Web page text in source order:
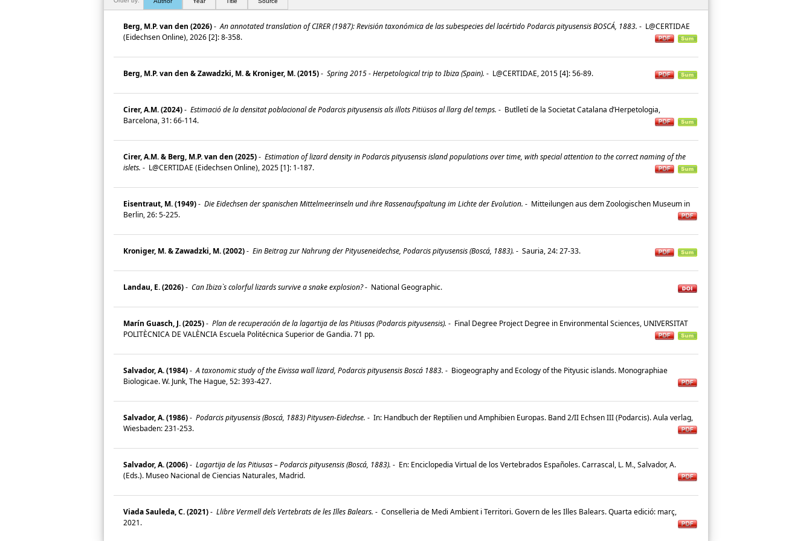
Berg, M.P. van den (2026)- An annotated translation of CIRER (1987): Revisión taxonómica de las subespecies del lacértido Podarcis pityusensis BOSCÁ, 1883. - L@CERTIDAE
(Eidechsen Online), 2026 [2]: 8-358.
Berg, M.P. van den & Zawadzki, M. & Kroniger, M. (2015)- Spring 2015 - Herpetological trip to Ibiza (Spain). - L@CERTIDAE, 2015 [4]: 56-89.
Cirer, A.M. (2024)- Estimació de la densitat poblacional de Podarcis pityusensis als illots Pitiüsos al llarg del temps. - Butlletí de la Societat Catalana d’Herpetologia,
Barcelona, 31: 66-114.
Cirer, A.M. & Berg, M.P. van den (2025)- Estimation of lizard density in Podarcis pityusensis island populations over time, with special attention to the correct naming of the
islets. - L@CERTIDAE (Eidechsen Online), 2025 [1]: 1-187.
Eisentraut, M. (1949)- Die Eidechsen der spanischen Mittelmeerinseln und ihre Rassenaufspaltung im Lichte der Evolution. - Mitteilungen aus dem Zoologischen Museum in
Berlin, 26: 5-225.
Kroniger, M. & Zawadzki, M. (2002)- Ein Beitrag zur Nahrung der Pityuseneidechse, Podarcis pityusensis (Boscá, 1883). - Sauria, 24: 27-33.
Landau, E. (2026)- Can Ibiza`s colorful lizards survive a snake explosion?- National Geographic.
Marín Guasch, J. (2025)- Plan de recuperación de la lagartija de las Pitiusas (Podarcis pityusensis). - Final Degree Project Degree in Environmental Sciences, UNIVERSITAT
POLITÈCNICA DE VALÈNCIA Escuela Politécnica Superior de Gandia. 71 pp.
Salvador, A. (1984)- A taxonomic study of the Eivissa wall lizard, Podarcis pityusensis Boscá 1883. - Biogeography and Ecology of the Pityusic islands. Monographiae
Biologicae. W. Junk, The Hague, 52: 393-427.
Salvador, A. (1986)- Podarcis pityusensis (Boscá, 1883) Pityusen-Eidechse. - In: Handbuch der Reptilien und Amphibien Europas. Band 2/II Echsen III (Podarcis). Aula verlag,
Wiesbaden: 231-253.
Salvador, A. (2006)- Lagartija de las Pitiusas – Podarcis pityusensis (Boscá, 1883). - En: Enciclopedia Virtual de los Vertebrados Españoles. Carrascal, L. M., Salvador, A.
(Eds.). Museo Nacional de Ciencias Naturales, Madrid.
Viada Sauleda, C. (2021)- Llibre Vermell dels Vertebrats de les Illes Balears. - Conselleria de Medi Ambient i Territori. Govern de les Illes Balears. Quarta edició: març,
2021.